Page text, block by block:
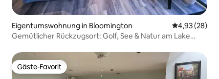
Eigentumswohnung in Bloomington
4,93 (28)
Gemütlicher Rückzugsort: Golf, See & Natur am Lake
Gäste-Favorit
Gäste-Favorit